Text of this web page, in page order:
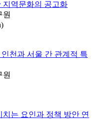
지역문화의 공고화
원
천과 서울 간 관계적 특
원
는 요인과 정책 방안 연